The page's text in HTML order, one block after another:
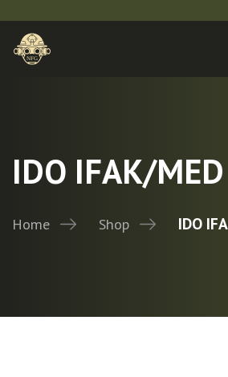
IDO IFAK/
Home Shop IDO